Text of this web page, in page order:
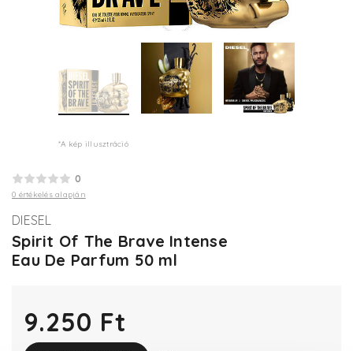
*A kép illusztráció
0
0 értékelés alapján
DIESEL
Spirit Of The Brave Intense
Eau De Parfum 50 ml
9.250 Ft